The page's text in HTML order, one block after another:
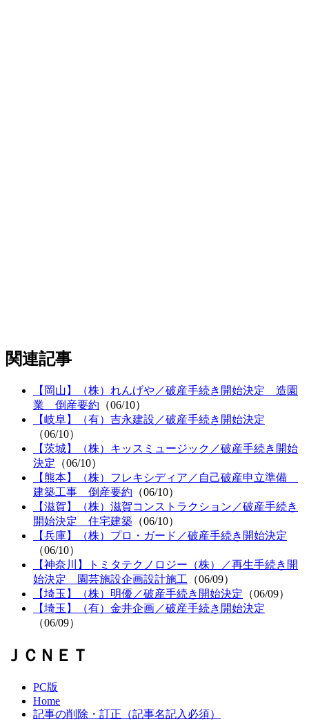
関連記事
【岡山】（株）れんげや／破産手続き開始決定 造園
業 倒産要約 （06/10）
【岐阜】（有）吉永建設／破産手続き開始決定
（06/10）
【茨城】（株）キッスミュージック／破産手続き開始
決定 （06/10）
【熊本】（株）フレキシディア／自己破産申立準備
建築工事 倒産要約 （06/10）
【滋賀】（株）滋賀コンストラクション／破産手続き
開始決定 住宅建築 （06/10）
【兵庫】（株）プロ・ガード／破産手続き開始決定
（06/10）
【神奈川】トミタテクノロジー（株）／再生手続き開
始決定 園芸施設企画設計施工 （06/09）
【埼玉】（株）明優／破産手続き開始決定 （06/09）
【埼玉】（有）金井企画／破産手続き開始決定
（06/09）
ＪＣＮＥＴ
PC版
Home
記事の削除・訂正（記事名記入必須）